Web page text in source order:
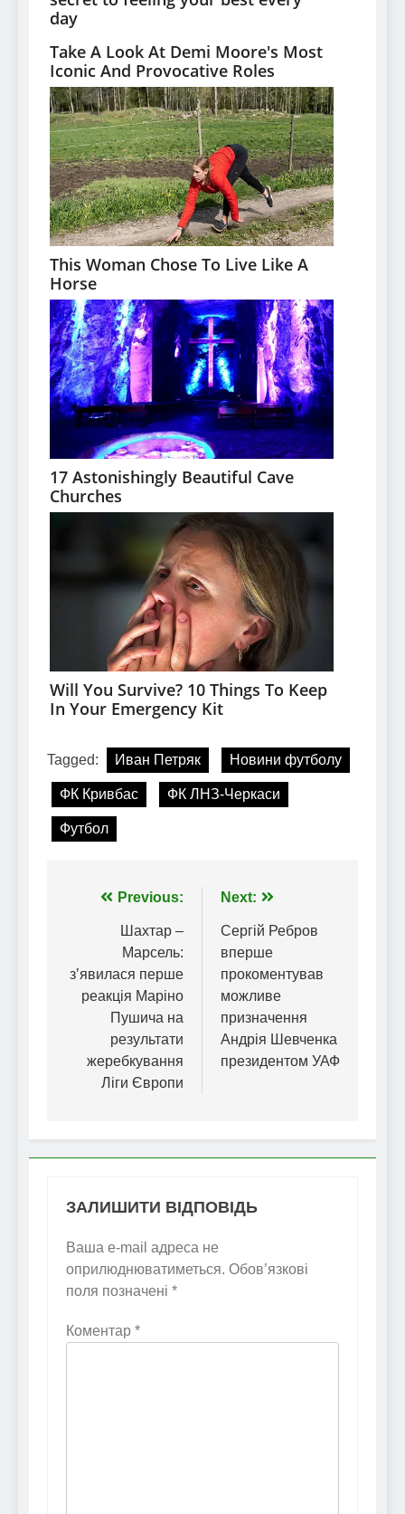
Tagged: Иван Петряк Новини футболу
ФК Кривбас ФК ЛНЗ-Черкаси
Футбол
Навігація
записів
Previous:
Шахтар –
Марсель:
зʼявилася перше
реакція Маріно
Пушича на
результати
жеребкування
Ліги Європи
Next:
Сергій Ребров
вперше
прокоментував
можливе
призначення
Андрія Шевченка
президентом УАФ
ЗАЛИШИТИ ВІДПОВІДЬ
Ваша e-mail адреса не
оприлюднюватиметься. Обов’язкові
поля позначені *
Коментар *